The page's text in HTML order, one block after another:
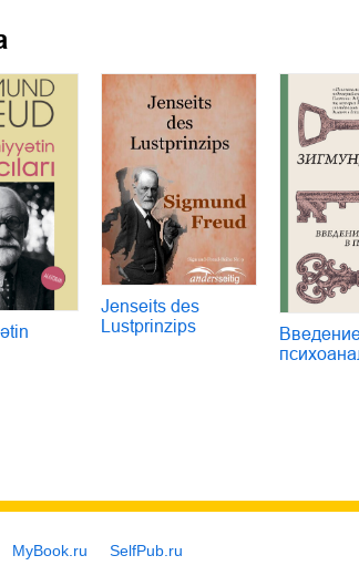
Jenseits des
Lustprinzips
MyBook.ru SelfPub.ru